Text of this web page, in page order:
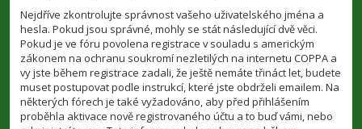
Nejdříve zkontrolujte správnost vašeho uživatelského jména a
hesla. Pokud jsou správné, mohly se stát následující dvě věci.
Pokud je ve fóru povolena registrace v souladu s americkým
zákonem na ochranu soukromí nezletilých na internetu COPPA a
vy jste během registrace zadali, že ještě nemáte třináct let, budete
muset postupovat podle instrukcí, které jste obdrželi emailem. Na
některých fórech je také vyžadováno, aby před přihlášením
proběhla aktivace nově registrovaného účtu a to buď vámi, nebo